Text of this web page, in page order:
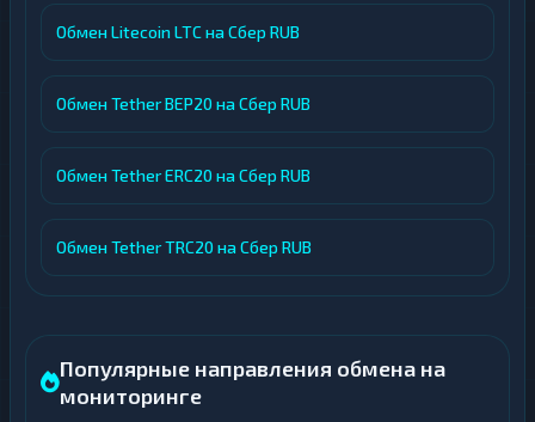
Обмен Litecoin LTC на Сбер RUB
Обмен Tether BEP20 на Сбер RUB
Обмен Tether ERC20 на Сбер RUB
Обмен Tether TRC20 на Сбер RUB
Популярные направления обмена на
мониторинге